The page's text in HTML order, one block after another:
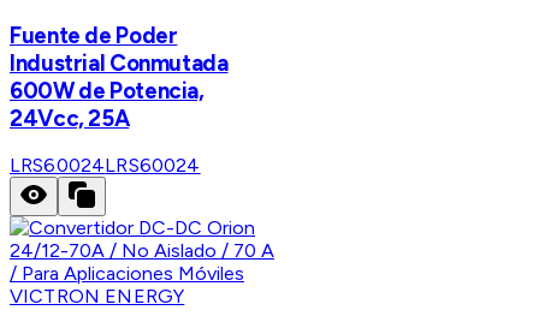
Fuente de Poder
Industrial Conmutada
600W de Potencia,
24Vcc, 25A
LRS60024LRS60024
VICTRON ENERGY